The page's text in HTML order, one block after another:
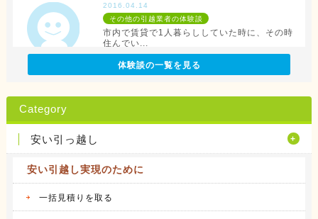
2016.04.14
その他の引越業者の体験談
市内で賃貸で1人暮らししていた時に、その時
住んでい...
続きを見る
出る訳で...
続きを見る
2016.04.14
サカイ引越センターの体験談
会社都合での引越しだったこともあり、費用は
体験談の一覧を見る
Category
安い引っ越し
安い引越し実現のために
一括見積りを取る